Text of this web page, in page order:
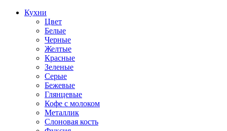
Кухни
Цвет
Белые
Черные
Желтые
Красные
Зеленые
Серые
Бежевые
Глянцевые
Кофе с молоком
Металлик
Слоновая кость